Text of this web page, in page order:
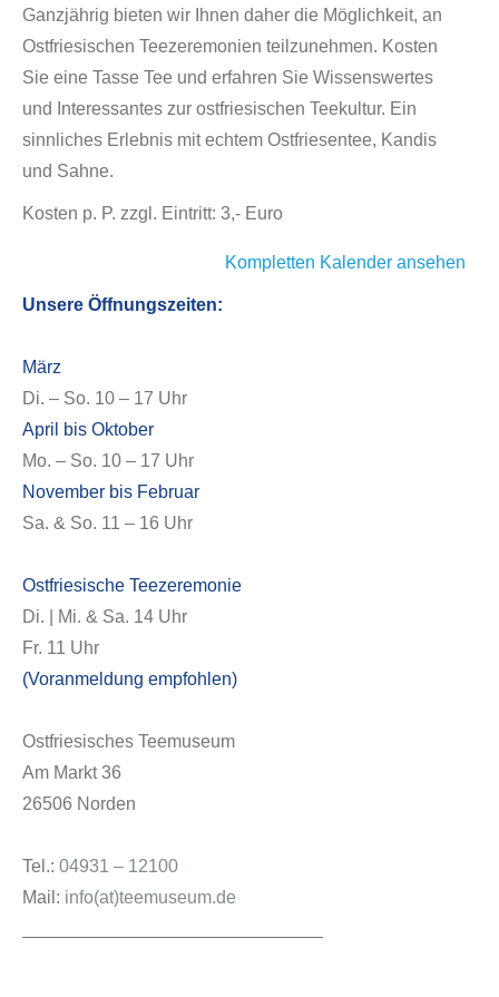
Ganzjährig bieten wir Ihnen daher die Möglichkeit, an
Ostfriesischen Teezeremonien teilzunehmen. Kosten
Sie eine Tasse Tee und erfahren Sie Wissenswertes
und Interessantes zur ostfriesischen Teekultur. Ein
sinnliches Erlebnis mit echtem Ostfriesentee, Kandis
und Sahne.
Kosten p. P. zzgl. Eintritt: 3,- Euro
Kompletten Kalender ansehen
Unsere Öffnungszeiten:
März
Di. – So. 10 – 17 Uhr
April bis Oktober
Mo. – So. 10 – 17 Uhr
November bis Februar
Sa. & So. 11 – 16 Uhr
Ostfriesische Teezeremonie
Di. | Mi. & Sa. 14 Uhr
Fr. 11 Uhr
(Voranmeldung empfohlen)
Ostfriesisches Teemuseum
Am Markt 36
26506 Norden
Tel.: 04931 – 12100
Mail: info(at)teemuseum.de